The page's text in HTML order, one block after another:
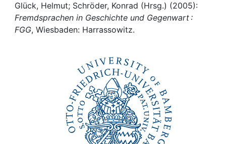
Institutions
Awards
Glück, Helmut; Schröder, Konrad (Hrsg.) (2005):
Fremdsprachen in Geschichte und Gegenwart :
FGG, Wiesbaden: Harrassowitz.